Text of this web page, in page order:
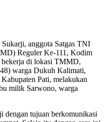
anggota Satgas TNI
Reguler Ke-111, Kodim
bekerja di lokasi TMMD,
warga Dukuh Kalimati,
Pati, melakukan
milik Sarwono, warga
dengan tujuan berkomunikasi